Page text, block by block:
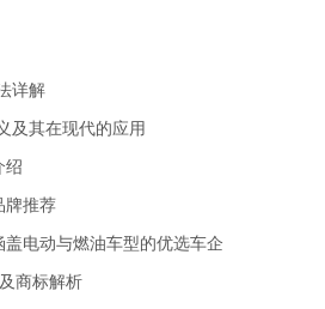
详解
及其在现代的应用
绍
牌推荐
电动与燃油车型的优选车企
商标解析